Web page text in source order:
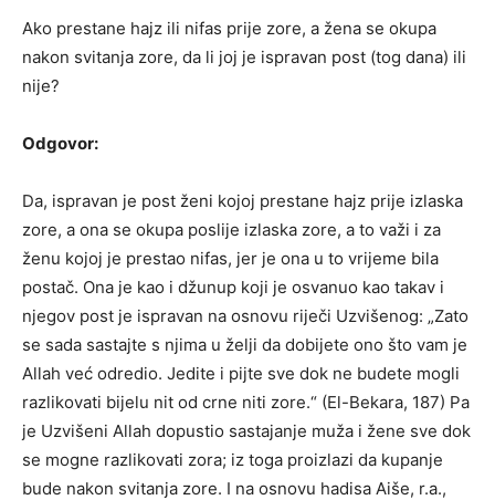
Ako prestane hajz ili nifas prije zore, a žena se okupa
nakon svitanja zore, da li joj je ispravan post (tog dana) ili
nije?
Odgovor:
Da, ispravan je post ženi kojoj prestane hajz prije izlaska
zore, a ona se okupa poslije izlaska zore, a to važi i za
ženu kojoj je prestao nifas, jer je ona u to vrijeme bila
postač. Ona je kao i džunup koji je osvanuo kao takav i
njegov post je ispravan na osnovu riječi Uzvišenog: „Zato
se sada sastajte s njima u želji da dobijete ono što vam je
Allah već odredio. Jedite i pijte sve dok ne budete mogli
razlikovati bijelu nit od crne niti zore.“ (El-Bekara, 187) Pa
je Uzvišeni Allah dopustio sastajanje muža i žene sve dok
se mogne razlikovati zora; iz toga proizlazi da kupanje
bude nakon svitanja zore. I na osnovu hadisa Aiše, r.a.,